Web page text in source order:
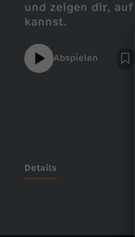
und zeigen dir,
kannst.
Abspielen
Details